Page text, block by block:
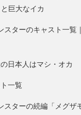
巨大なイカ
スターのキャスト一覧
の日本人はマシ・オカ
一覧
スターの続編「メグザ